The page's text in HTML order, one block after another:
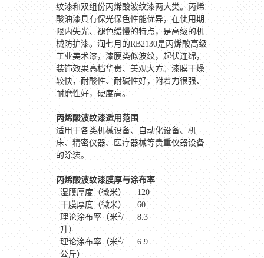
纹漆和双组份丙烯酸波纹漆两大类。丙烯
酸油漆具有保光保色性能优异，在使用期
限内失光、褪色缓慢的特点，是高级的机
械防护漆。润七月的RB2130是丙烯酸高级
工业美术漆，漆膜类似波纹，起伏连绵，
装饰效果高档华贵、美观大方。漆膜干燥
较快，耐酸性、耐碱性好，附着力很强、
耐磨性好，硬度高。
丙烯酸波纹漆适用范围
适用于各类机械设备、自动化设备、机
床、精密仪器、医疗器械等贵重仪器设备
的涂装。
丙烯酸波纹漆膜厚与涂布率
湿膜厚度（微米）
120
干膜厚度（微米）
60
理论涂布率（米2/
升）
8.3
理论涂布率（米2/
公斤）
6.9